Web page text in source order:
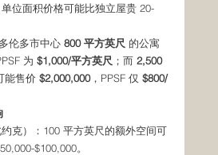
位面积价格可能比独立屋贵 20-
伦多市中心 800 平方英尺 的公寓
为 $1,000/平方英尺 ；而 2,500
能售价 $2,000,000，PPSF 仅 $800/
约克）：100 平方英尺的额外空间可
$100,000。